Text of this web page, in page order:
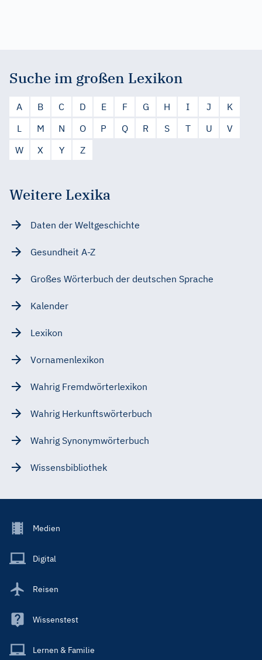
Suche im großen Lexikon
A B C D E F G H I J
K
L
M N O P Q R S T U
V
W
X Y Z
Weitere Lexika
Daten der Weltgeschichte
Gesundheit A-Z
Großes Wörterbuch der deutschen Sprache
Kalender
Lexikon
Vornamenlexikon
Wahrig Fremdwörterlexikon
Wahrig Herkunftswörterbuch
Wahrig Synonymwörterbuch
Wissensbibliothek
Footer
Main
Medien
Digital
Reisen
Wissenstest
Lernen & Familie